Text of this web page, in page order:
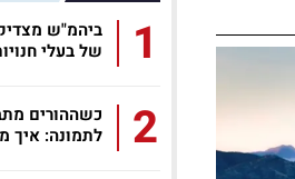
1
ביהמ"ש
של בעלי
2
כשההורים
לתמונה: איך